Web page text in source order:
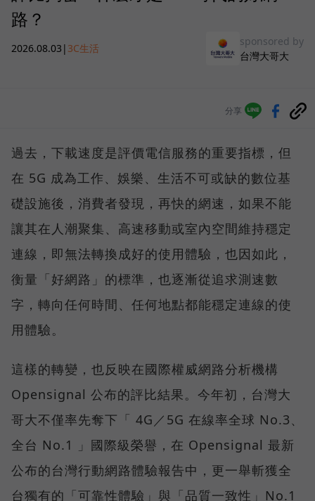
路？
2026.08.03 | 3C生活
sponsored by
台灣大哥大
分享
過去，下載速度是評價電信服務的重要指標，但
在 5G 成為工作、娛樂、生活不可或缺的數位基
礎設施後，消費者發現，再快的網速，如果不能
讓其在人潮聚集、高速移動或室內空間維持穩定
連線，即無法轉換成好的使用體驗，也因如此，
衡量「好網路」的標準，也逐漸從追求測速數
字，轉向任何時間、任何地點都能穩定連線的使
用體驗。
這樣的轉變，也反映在國際權威網路分析機構
Opensignal 公布的評比結果。今年初，台灣大
哥大不僅率先奪下「 4G／5G 在線率全球 No.3、
全台 No.1 」國際級榮譽，在 Opensignal 最新
公布的台灣行動網路體驗報告中，更一舉斬獲全
台獨有的「可靠性體驗」與「品質一致性」No.1